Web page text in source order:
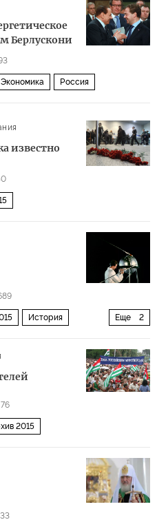
Берлускони
Экономика Россия
известно
Еще 2
История
76
2015
33